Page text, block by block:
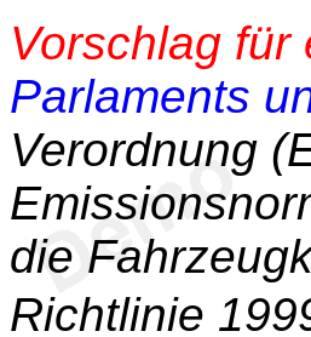
Vorschlag für
Parlaments
Verordnung
die
Richtlinie